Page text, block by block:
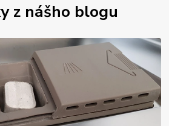
z nášho blogu